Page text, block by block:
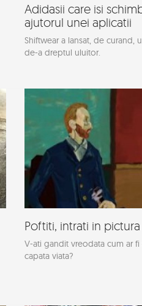
Adidasii care isi
ajutorul unei aplicatii
Shiftwear a lansat, de curand,
de-a dreptul uluitor.
Poftiti, intrati in
V-ati gandit vreodata cum ar
capata viata?